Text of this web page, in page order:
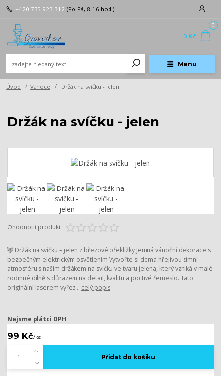
Menu
+420 735 923 312 (Po-Pá, 8-16 hod.)
0
0 Kč
Úvod Vánoce Držák na svíčku - jelen
Držák na svíčku - jelen
Ohodnotit produkt
🦌 Držák na svíčku – jelen z březové překližky Jemná vánoční dekorace s
bezpečným elektrickým osvětlením Vytvořte si doma hřejivou zimní
atmosféru s naším držákem na svíčku ve tvaru jelena, který vzniká v malé
rodinné dílně s důrazem na detail, kvalitu a poctivé řemeslo. Tato
originální laserem vyřez... celý popis
Nejsme plátci DPH
99 Kč/ks
Přidat do košíku